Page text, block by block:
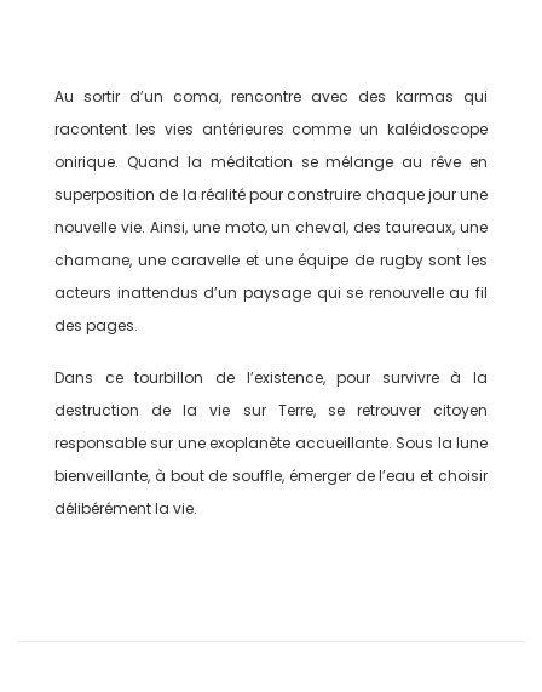
Au sortir d’un coma, rencontre avec des karmas qui
racontent les vies antérieures comme un kaléidoscope
onirique. Quand la méditation se mélange au rêve en
superposition de la réalité pour construire chaque jour une
nouvelle vie. Ainsi, une moto, un cheval, des taureaux, une
chamane, une caravelle et une équipe de rugby sont les
acteurs inattendus d’un paysage qui se renouvelle au fil
des pages.
Dans ce tourbillon de l’existence, pour survivre à la
destruction de la vie sur Terre, se retrouver citoyen
responsable sur une exoplanète accueillante. Sous la lune
bienveillante, à bout de souffle, émerger de l’eau et choisir
délibérément la vie.